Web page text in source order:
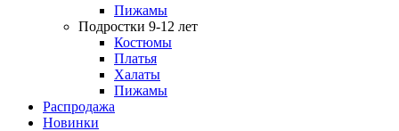
Пижамы
Подростки 9-12 лет
Костюмы
Платья
Халаты
Пижамы
Распродажа
Новинки